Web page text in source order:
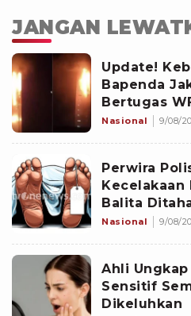
JANGAN
Update!
Bapenda
Bertugas
Pramono
Nasional 9/08/
Perwira
Kecelakaan
Balita
Dalami
Nasional 9/08/
Ahli
Sensitif
Dikeluhkan